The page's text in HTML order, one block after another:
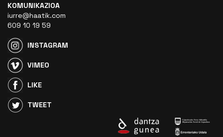
KOMUNIKAZIOA
iurre@haatik.com
609 10 19 59
INSTAGRAM
VIMEO
LIKE
TWEET